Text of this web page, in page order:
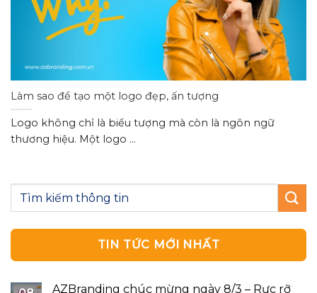
Làm sao để tạo một logo đẹp, ấn tượng
Logo không chỉ là biểu tượng mà còn là ngôn ngữ
thương hiệu. Một logo ...
TIN TỨC MỚI NHẤT
AZBranding chúc mừng ngày 8/3 – Rực rỡ